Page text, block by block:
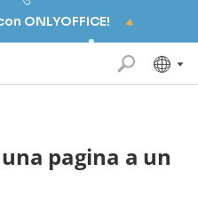
ONLYOFFICE!
pagina a un